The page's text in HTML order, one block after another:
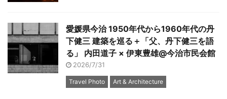
愛媛県今治 1950年代から1960年代の丹
下健三 建築を巡る＋「父、丹下健三を語
る」 内田道子 × 伊東豊雄@今治市民会館
2026/7/31
Travel Photo Art & Architecture